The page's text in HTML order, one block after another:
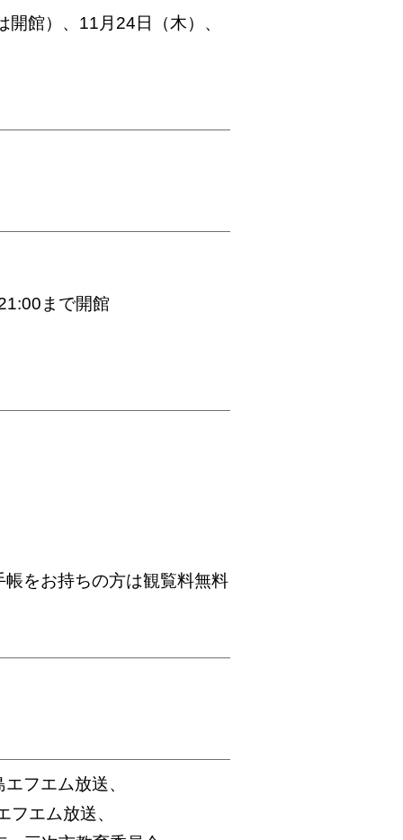
館）、11月24日（木）、
まで開館
をお持ちの方は観覧料無料
フエム放送、
エム放送、